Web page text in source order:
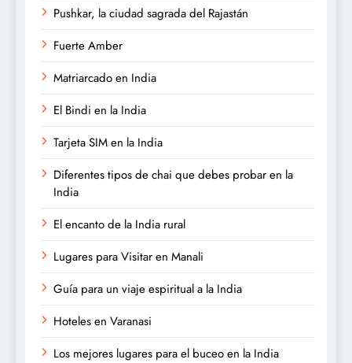
Pushkar, la ciudad sagrada del Rajastán
Fuerte Amber
Matriarcado en India
El Bindi en la India
Tarjeta SIM en la India
Diferentes tipos de chai que debes probar en la
India
El encanto de la India rural
Lugares para Visitar en Manali
Guía para un viaje espiritual a la India
Hoteles en Varanasi
Los mejores lugares para el buceo en la India